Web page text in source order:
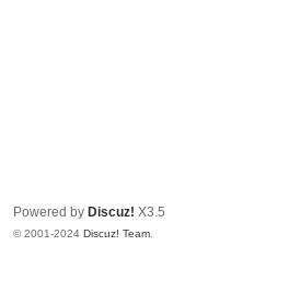
Powered by Discuz! X3.5
© 2001-2024 Discuz! Team